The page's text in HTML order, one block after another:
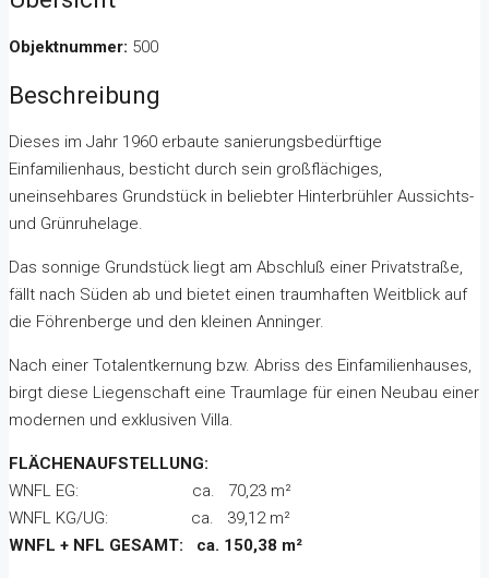
Objektnummer: 500
Beschreibung
Dieses im Jahr 1960 erbaute sanierungsbedürftige
Einfamilienhaus, besticht durch sein großflächiges,
uneinsehbares Grundstück in beliebter Hinterbrühler Aussichts-
und Grünruhelage.
Das sonnige Grundstück liegt am Abschluß einer Privatstraße,
fällt nach Süden ab und bietet einen traumhaften Weitblick auf
die Föhrenberge und den kleinen Anninger.
Nach einer Totalentkernung bzw. Abriss des Einfamilienhauses,
birgt diese Liegenschaft eine Traumlage für einen Neubau einer
modernen und exklusiven Villa.
FLÄCHENAUFSTELLUNG:
WNFL EG: ca. 70,23 m²
WNFL KG/UG: ca. 39,12 m²
WNFL + NFL GESAMT: ca. 150,38 m²